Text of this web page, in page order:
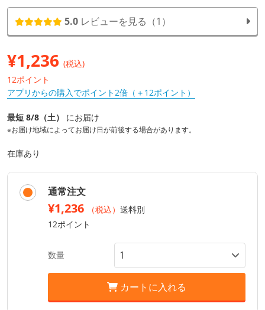
5.0 レビューを見る（1）
¥1,236 (税込)
12ポイント
アプリからの購入でポイント2倍（＋12ポイント）
最短 8/8（土） にお届け
※お届け地域によってお届け日が前後する場合があります。
在庫あり
通常注文
¥1,236 （税込） 送料別
12ポイント
数量
カートに入れる